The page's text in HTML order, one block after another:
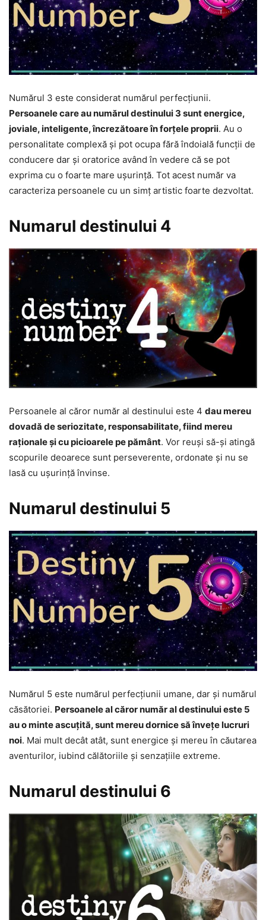
Numărul 3 este considerat numărul perfecțiunii.
Persoanele care au numărul destinului 3 sunt energice,
joviale, inteligente, încrezătoare în forțele proprii. Au o
personalitate complexă și pot ocupa fără îndoială funcții de
conducere dar și oratorice având în vedere că se pot
exprima cu o foarte mare ușurință. Tot acest număr va
caracteriza persoanele cu un simț artistic foarte dezvoltat.
Numarul destinului 4
Persoanele al căror număr al destinului este 4 dau mereu
dovadă de seriozitate, responsabilitate, fiind mereu
raționale și cu picioarele pe pământ. Vor reuși să-și atingă
scopurile deoarece sunt perseverente, ordonate și nu se
lasă cu ușurință învinse.
Numarul destinului 5
Numărul 5 este numărul perfecțiunii umane, dar și numărul
căsătoriei. Persoanele al căror număr al destinului este 5
au o minte ascuțită, sunt mereu dornice să învețe lucruri
noi. Mai mult decât atât, sunt energice și mereu în căutarea
aventurilor, iubind călătoriile și senzațiile extreme.
Numarul destinului 6